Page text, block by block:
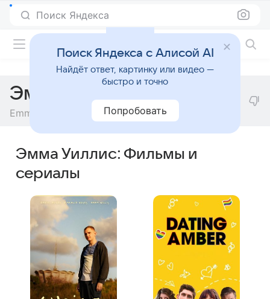
Поиск Яндекса
Эмма Уиллис
Emma Willis
Эмма Уиллис: Фильмы и
сериалы
Поиск Яндекса с Алисой AI
Найдёт ответ, картинку или видео —
быстро и точно
Попробовать